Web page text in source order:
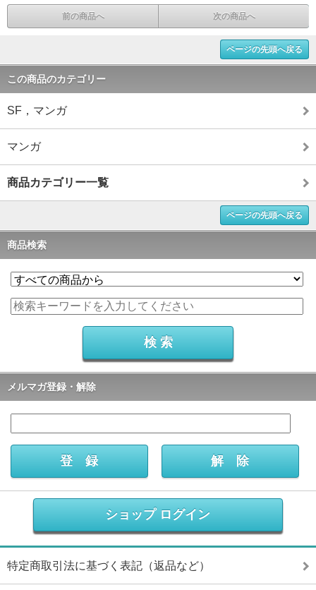
前の商品へ 次の商品へ
ページの先頭へ戻る
この商品のカテゴリー
SF，マンガ
マンガ
商品カテゴリー一覧
ページの先頭へ戻る
商品検索
メルマガ登録・解除
ショップ ログイン
特定商取引法に基づく表記（返品など）